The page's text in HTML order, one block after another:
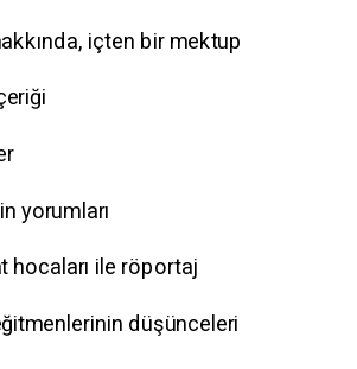
içten bir mektup
yorumları
hocaları ile röportaj
düşünceleri